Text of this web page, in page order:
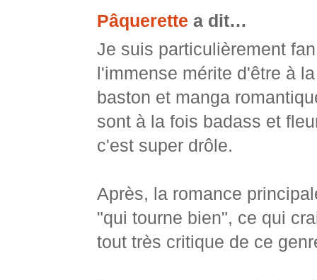
Pâquerette a dit…
Je suis particulièrement
l'immense mérite d'être à
baston et manga
sont à la fois badass et
c'est super drôle.
Après, la romance
"qui tourne bien", ce qui
tout très critique de ce